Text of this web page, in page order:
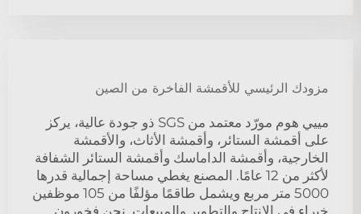
مزودك الرئيسي للأقمشة الفاخرة من الصين
مييي هوم مورّد معتمد من SGS ذو جودة عالية، يركز
على أقمشة الستائر، وأقمشة الأثاث، والأقمشة
الخارجية، وأقمشة الداماسك وأقمشة الستائر الشفافة
لأكثر من 12 عامًا. المصنع يغطي مساحة إجمالية قدرها
5000 متر مربع ويشمل طاقمًا مؤلفًا من 105 موظفين
خبراء في الإنتاج والتطوير والمبيعات. نحن فخورون